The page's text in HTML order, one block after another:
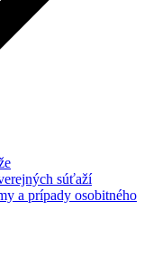
súťaží
a prípady osobitného